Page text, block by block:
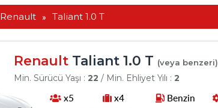
Renault » Taliant 1.0 T
Renault Taliant 1.0 T (veya benzeri)
Min. Sürücü Yaşı : 22 / Min. Ehliyet Yılı : 2
x5 x4 Benzin